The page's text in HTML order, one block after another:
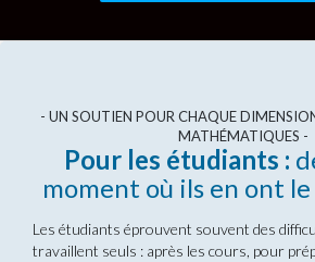
- UN SOUTIEN POUR CHAQUE
MATHÉMATIQUES -
Pour les étudiants :
moment où ils en ont
Les étudiants éprouvent souvent des
travaillent seuls : après les cours, pour